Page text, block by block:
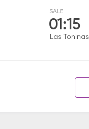
SALE
01:15
Las Toninas